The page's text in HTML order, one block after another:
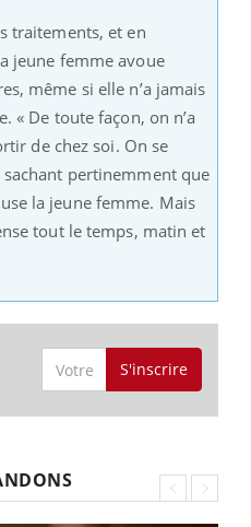
traitements, et en
jeune femme avoue
même si elle n’a jamais
« De toute façon, on n’a
de chez soi. On se
pertinemment que
la jeune femme. Mais
tout le temps, matin et
S'inscrire